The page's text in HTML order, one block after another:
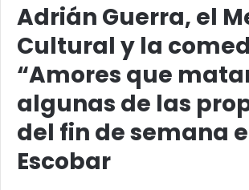
Adrián Guerra, el
Cultural y la
“Amores que
algunas de las
del fin de semana
Escobar